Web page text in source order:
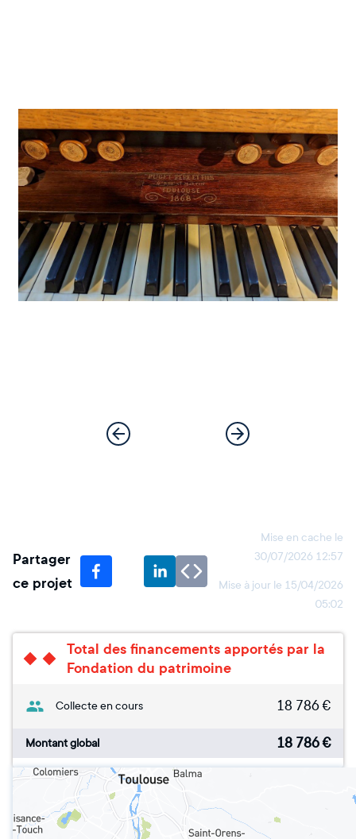
Partager
ce projet
Mise en cache le
30/07/2026 12:57
Mise à jour le 15/04/2026
05:02
Total des financements apportés par la
Fondation du patrimoine
Collecte en cours 18 786€
Montant global 18 786€